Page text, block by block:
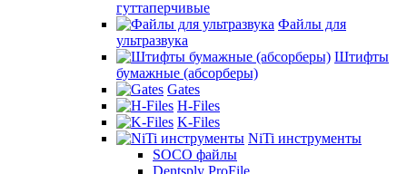
гуттаперчивые
Файлы для
ультразвука
Штифты
бумажные (абсорберы)
Gates
H-Files
K-Files
NiTi инструменты
SOCO файлы
Dentsply ProFile